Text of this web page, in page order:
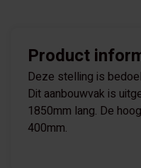
Product
Deze stelling is
Dit aanbouwvak is
1850mm lang. De
400mm.